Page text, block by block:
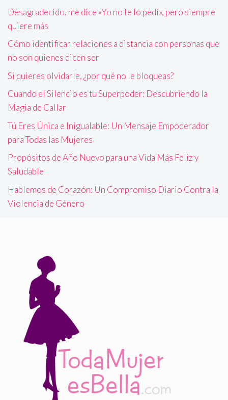
Desagradecido, me dice «Yo no te lo pedí», pero siempre
quiere más
Cómo identificar relaciones a distancia con personas que
no son quienes dicen ser
Si quieres olvidarle, ¿por qué no le bloqueas?
Cuando el Silencio es tu Superpoder: Descubriendo la
Magia de Callar
Tú Eres Única e Inigualable: Un Mensaje Empoderador
para Todas las Mujeres
Propósitos de Año Nuevo para una Vida Más Feliz y
Saludable
Hablemos de Corazón: Un Compromiso Diario Contra la
Violencia de Género